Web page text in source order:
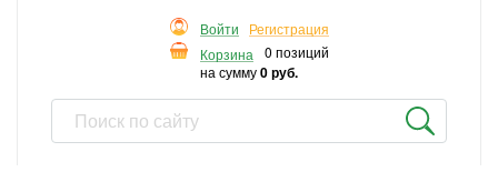
Войти
Регистрация
Корзина
0 позиций
на сумму0 руб.